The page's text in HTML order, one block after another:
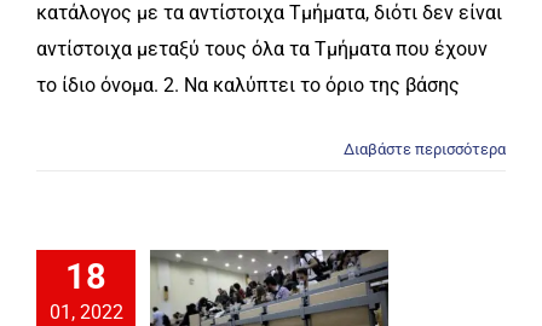
κατάλογος με τα αντίστοιχα Τμήματα, διότι δεν είναι
αντίστοιχα μεταξύ τους όλα τα Τμήματα που έχουν
το ίδιο όνομα. 2. Να καλύπτει το όριο της βάσης
Διαβάστε περισσότερα
18
01, 2022